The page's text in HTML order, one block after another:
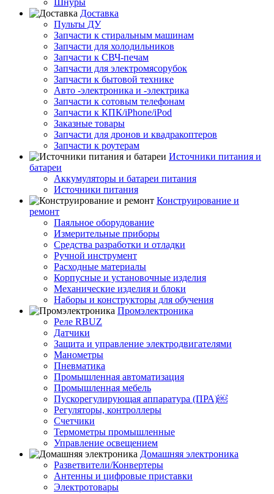
Шнуры
Доставка
Пульты ДУ
Запчасти к стиральным машинам
Запчасти для холодильников
Запчасти к СВЧ-печам
Запчасти для электромясорубок
Запчасти к бытовой технике
Авто -электроника и -электрика
Запчасти к сотовым телефонам
Запчасти к КПК/iPhone/iPod
Заказные товары
Запчасти для дронов и квадракоптеров
Запчасти к роутерам
Источники питания и
батареи
Аккумуляторы и батареи питания
Источники питания
Конструирование и
ремонт
Паяльное оборудование
Измерительные приборы
Средства разработки и отладки
Ручной инструмент
Расходные материалы
Корпусные и установочные изделия
Механические изделия и блоки
Наборы и конструкторы для обучения
Промэлектроника
Реле RBUZ
Датчики
Защита и управление электродвигателями
Манометры
Пневматика
Промышленная автоматизация
Промышленная мебель
Пускорегулирующая аппаратура (ПРА)￼
Регуляторы, контроллеры
Счетчики
Термометры промышленные
Управление освещением
Домашняя электроника
Разветвители/Конвертеры
Антенны и цифровые приставки
Электротовары